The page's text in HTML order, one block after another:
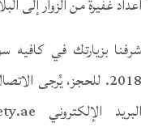
شرفنا بزيارتك في كافيه